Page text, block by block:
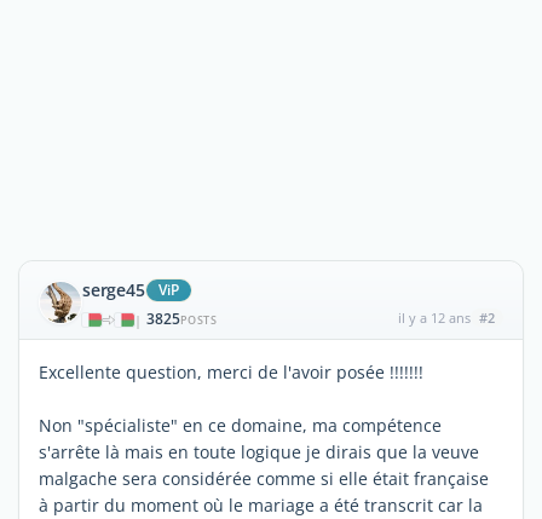
serge45 ViP
| 3825POSTS il y a 12 ans #2
Excellente question, merci de l'avoir posée !!!!!!!
Non "spécialiste" en ce domaine, ma compétence
s'arrête là mais en toute logique je dirais que la veuve
malgache sera considérée comme si elle était française
à partir du moment où le mariage a été transcrit car la